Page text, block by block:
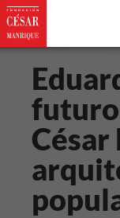
futuro